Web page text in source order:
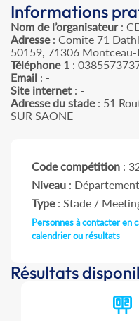
Informations
Nom de l’organisateur:
Adresse: Comite 71
50159, 71306 Montceau-
Téléphone 1 :
Email : -
Site internet : -
Adresse du stade: 51
SUR SAONE
Code compétition :
Niveau :
Type: Stade /
Personnes à contacter en
calendrier ou résultats
Résultats